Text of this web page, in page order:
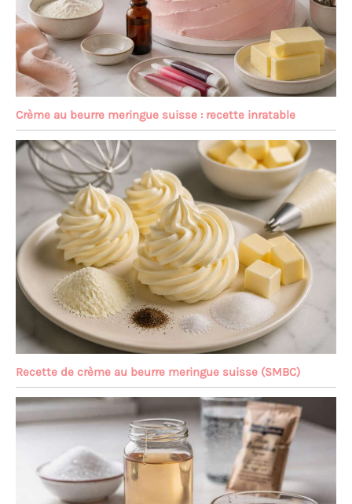
Crème au beurre meringue suisse : recette inratable
Recette de crème au beurre meringue suisse (SMBC)